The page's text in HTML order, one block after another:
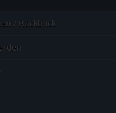
/ Rückblick